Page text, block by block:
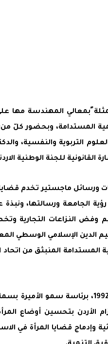
ًبمعالي المهندسة مها
المستدامة، وبحضور كلّ
التربوية والنفسية،
للجنة الوطنية
ورسائل ماجستير تخدم
الجامعة ورسالتها،
النزاعات التجارية
الدين الإسلامي الوسطي
المنبثق من اتحاد
بدورها قدمت معالي المهندسة مها علي نبذة تعريفية حول اللجنة الوطنية
الأردن بتحسين أوضاع
قضايا المرأة في